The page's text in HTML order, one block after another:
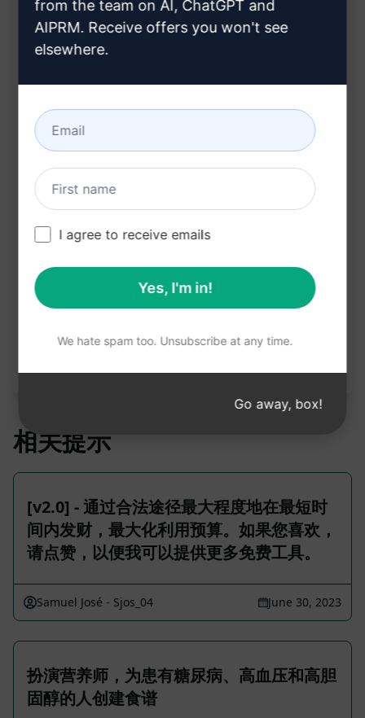
Benefits:
有效吸引和留住优秀人才
为您的企业带来成功的关键
在克劳德上试用
提示统计
149 0 91
解将生成的内容，我们建议免费安装 AIPRM 并试用
相关提示
[v2.0] - 通过合法途径最大程度地在最短时
间内发财，最大化利用预算。如果您喜欢，
请点赞，以便我可以提供更多免费工具。
Samuel José - Sjos_04 June 30, 2023
扮演营养师，为患有糖尿病、高血压和高胆
固醇的人创建食谱
from the team on AI, ChatGPT and
AIPRM. Receive offers you won't see
elsewhere.
I agree to receive emails
Yes, I'm in!
We hate spam too. Unsubscribe at any time.
Go away, box!